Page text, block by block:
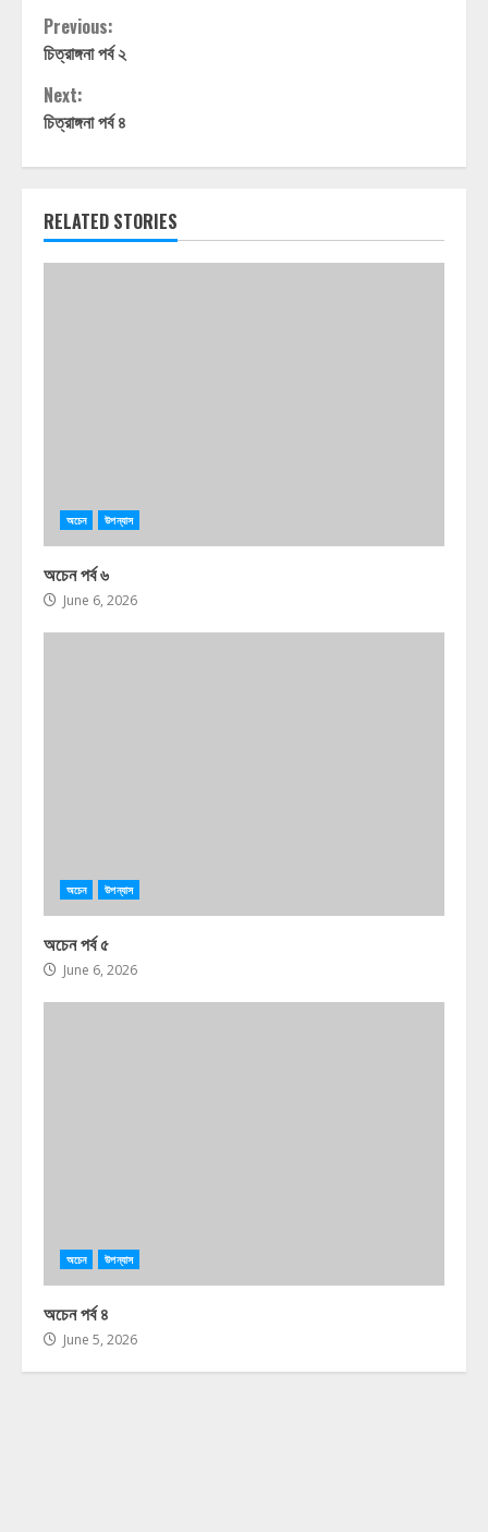
Continue
Reading
Previous:
চিত্রাঙ্গনা পর্ব ২
Next:
চিত্রাঙ্গনা পর্ব ৪
RELATED STORIES
অচেন উপন্যাস
অচেন পর্ব ৬
June 6, 2026
অচেন উপন্যাস
অচেন পর্ব ৫
June 6, 2026
অচেন উপন্যাস
অচেন পর্ব ৪
June 5, 2026